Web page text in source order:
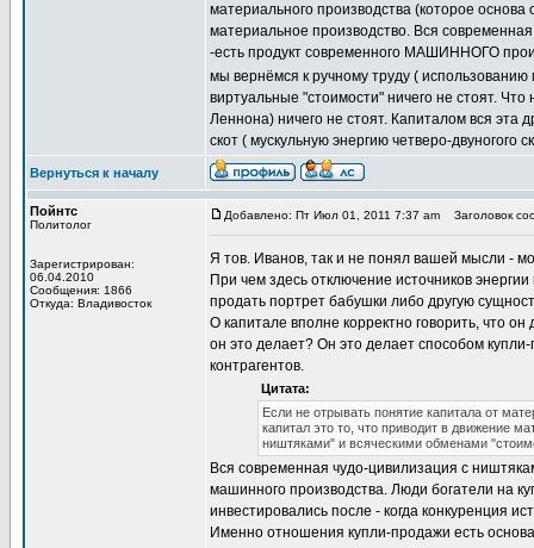
материального производства (которое
материальное производство. Вся
-есть продукт современного МАШИННОГО
мы вернёмся к ручному труду (
виртуальные "стоимости" ничего не стоят.
Леннона) ничего не стоят. Капиталом вся эта
скот ( мускульную энергию четверо-двуногого
Вернуться к началу
Пойнтс
Политолог
Зарегистрирован:
06.04.2010
Сообщения: 1866
Откуда: Владивосток
Добавлено: Пт Июл 01, 2011 7:37 am Заголовок
Я тов. Иванов, так и не понял вашей мысли -
При чем здесь отключение источников
продать портрет бабушки либо другую
О капитале вполне корректно говорить, что
он это делает? Он это делает способом
контрагентов.
Цитата:
Если не отрывать понятие капитала от
капитал это то, что приводит в движение
ништяками" и всяческими обменами
Вся современная чудо-цивилизация с
машинного производства. Люди богатели на
инвестировались после - когда конкуренция
Именно отношения купли-продажи есть